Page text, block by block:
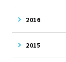
2016
2015